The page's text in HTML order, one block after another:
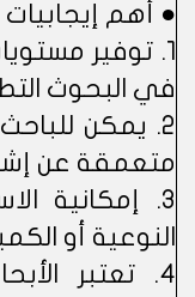
● أهم إيجابيات
1. توفير
في البحوث
2. يمكن
متعمقة عن
3. إمكانية
النوعية أو
4. تعتبر